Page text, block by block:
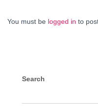
You must be logged in to
Search